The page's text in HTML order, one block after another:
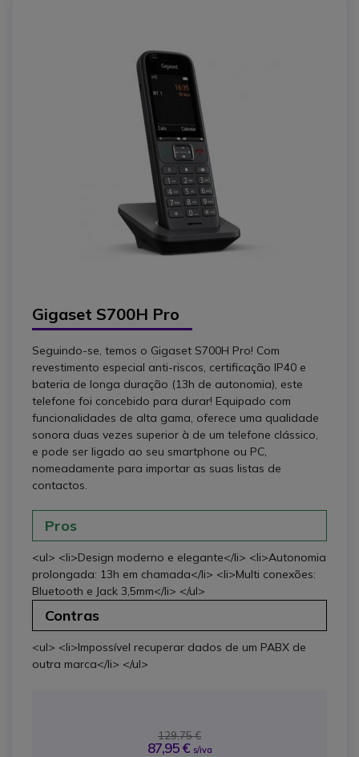
Gigaset S700H Pro
Seguindo-se, temos o Gigaset S700H Pro! Com
revestimento especial anti-riscos, certificação IP40 e
bateria de longa duração (13h de autonomia), este
telefone foi concebido para durar! Equipado com
funcionalidades de alta gama, oferece uma qualidade
sonora duas vezes superior à de um telefone clássico,
e pode ser ligado ao seu smartphone ou PC,
nomeadamente para importar as suas listas de
contactos.
Pros
<ul> <li>Design moderno e elegante</li> <li>Autonomia
prolongada: 13h em chamada</li> <li>Multi conexões:
Bluetooth e Jack 3,5mm</li> </ul>
Contras
<ul> <li>Impossível recuperar dados de um PABX de
outra marca</li> </ul>
129,75 €
87,95 € s/iva